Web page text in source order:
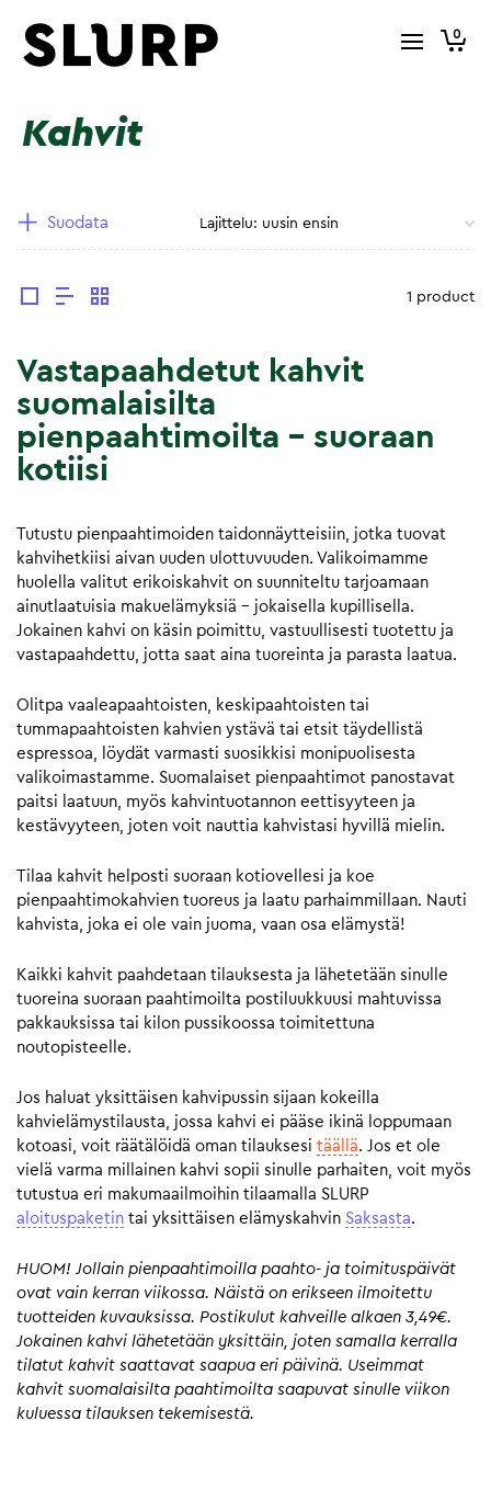
0
Kahvit
Suodata
1 product
Vastapaahdetut kahvit
suomalaisilta
pienpaahtimoilta – suoraan
kotiisi
Tutustu pienpaahtimoiden taidonnäytteisiin, jotka tuovat
kahvihetkiisi aivan uuden ulottuvuuden. Valikoimamme
huolella valitut erikoiskahvit on suunniteltu tarjoamaan
ainutlaatuisia makuelämyksiä – jokaisella kupillisella.
Jokainen kahvi on käsin poimittu, vastuullisesti tuotettu ja
vastapaahdettu, jotta saat aina tuoreinta ja parasta laatua.
Olitpa vaaleapaahtoisten, keskipaahtoisten tai
tummapaahtoisten kahvien ystävä tai etsit täydellistä
espressoa, löydät varmasti suosikkisi monipuolisesta
valikoimastamme. Suomalaiset pienpaahtimot panostavat
paitsi laatuun, myös kahvintuotannon eettisyyteen ja
kestävyyteen, joten voit nauttia kahvistasi hyvillä mielin.
Tilaa kahvit helposti suoraan kotiovellesi ja koe
pienpaahtimokahvien tuoreus ja laatu parhaimmillaan. Nauti
kahvista, joka ei ole vain juoma, vaan osa elämystä!
Kaikki kahvit paahdetaan tilauksesta ja lähetetään sinulle
tuoreina suoraan paahtimoilta postiluukkuusi mahtuvissa
pakkauksissa tai kilon pussikoossa toimitettuna
noutopisteelle.
Jos haluat yksittäisen kahvipussin sijaan kokeilla
kahvielämystilausta, jossa kahvi ei pääse ikinä loppumaan
kotoasi, voit räätälöidä oman tilauksesi täällä. Jos et ole
vielä varma millainen kahvi sopii sinulle parhaiten, voit myös
tutustua eri makumaailmoihin tilaamalla SLURP
aloituspaketin tai yksittäisen elämyskahvin Saksasta.
HUOM! Jollain pienpaahtimoilla paahto- ja toimituspäivät
ovat vain kerran viikossa. Näistä on erikseen ilmoitettu
tuotteiden kuvauksissa. Postikulut kahveille alkaen 3,49€.
Jokainen kahvi lähetetään yksittäin, joten samalla kerralla
tilatut kahvit saattavat saapua eri päivinä. Useimmat
kahvit suomalaisilta paahtimoilta saapuvat sinulle viikon
kuluessa tilauksen tekemisestä.